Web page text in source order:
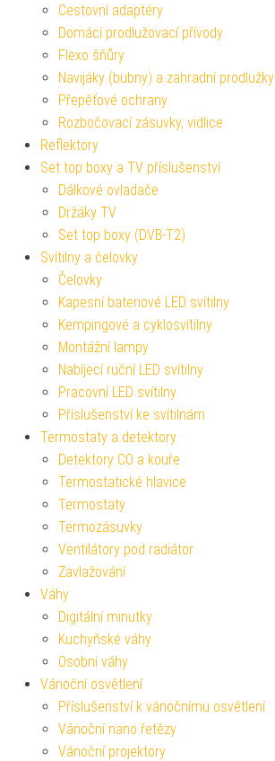
Cestovní adaptéry
Domácí prodlužovací přívody
Flexo šňůry
Navijáky (bubny) a zahradní prodlužky
Přepěťové ochrany
Rozbočovací zásuvky, vidlice
Reflektory
Set top boxy a TV příslušenství
Dálkové ovladače
Držáky TV
Set top boxy (DVB-T2)
Svítilny a čelovky
Čelovky
Kapesní bateriové LED svítilny
Kempingové a cyklosvítilny
Montážní lampy
Nabíjecí ruční LED svítilny
Pracovní LED svítilny
Příslušenství ke svítilnám
Termostaty a detektory
Detektory CO a kouře
Termostatické hlavice
Termostaty
Termozásuvky
Ventilátory pod radiátor
Zavlažování
Váhy
Digitální minutky
Kuchyňské váhy
Osobní váhy
Vánoční osvětlení
Příslušenství k vánočnímu osvětlení
Vánoční nano řetězy
Vánoční projektory